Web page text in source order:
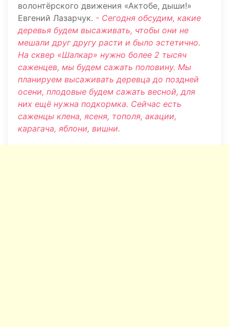
волонтёрского движения «Актобе, дыши!»
Евгений Лазарчук. - Сегодня обсудим, какие
деревья будем высаживать, чтобы они не
мешали друг другу расти и было эстетично.
На сквер «Шалкар» нужно более 2 тысяч
саженцев, мы будем сажать половину. Мы
планируем высаживать деревца до поздней
осени, плодовые будем сажать весной, для
них ещё нужна подкормка. Сейчас есть
саженцы клена, ясеня, тополя, акации,
карагача, яблони, вишни.